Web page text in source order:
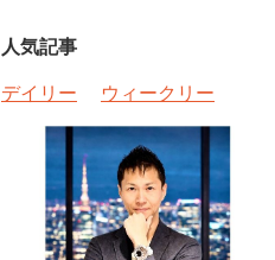
人気記事
デイリー
ウィークリー